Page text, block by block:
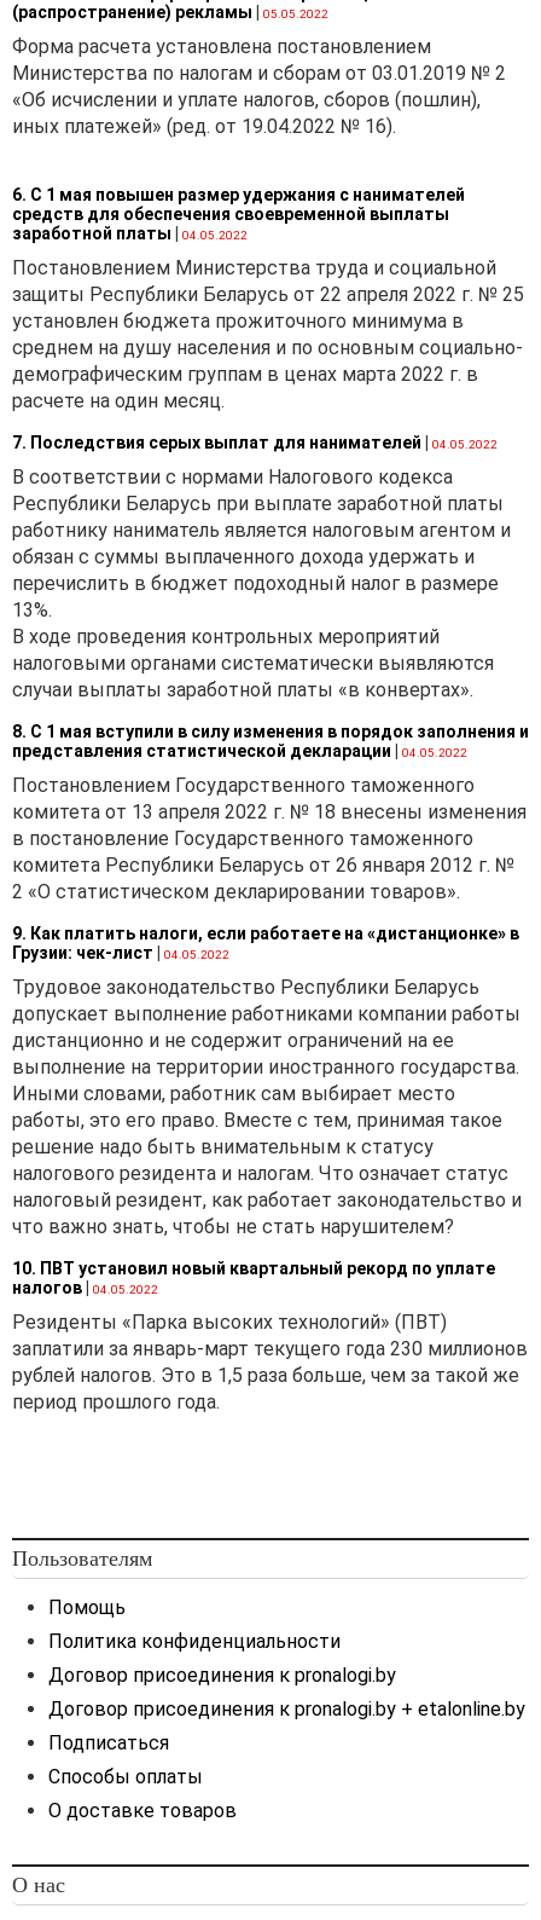
(распространение) рекламы
05.05.2022
Форма расчета установлена постановлением
Министерства по налогам и сборам от 03.01.2019 № 2
«Об исчислении и уплате налогов, сборов (пошлин),
иных платежей» (ред. от 19.04.2022 № 16).
6. С 1 мая повышен размер удержания с нанимателей
средств для обеспечения своевременной выплаты
заработной платы
04.05.2022
Постановлением Министерства труда и социальной
защиты Республики Беларусь от 22 апреля 2022 г. № 25
установлен бюджета прожиточного минимума в
среднем на душу населения и по основным социально-
демографическим группам в ценах марта 2022 г. в
расчете на один месяц.
7. Последствия серых выплат для нанимателей 04.05.2022
В соответствии с нормами Налогового кодекса
Республики Беларусь при выплате заработной платы
работнику наниматель является налоговым агентом и
обязан с суммы выплаченного дохода удержать и
перечислить в бюджет подоходный налог в размере
13%.
В ходе проведения контрольных мероприятий
налоговыми органами систематически выявляются
случаи выплаты заработной платы «в конвертах».
8. С 1 мая вступили в силу изменения в порядок заполнения и
представления статистической декларации
04.05.2022
Постановлением Государственного таможенного
комитета от 13 апреля 2022 г. № 18 внесены изменения
в постановление Государственного таможенного
комитета Республики Беларусь от 26 января 2012 г. №
2 «О статистическом декларировании товаров».
9. Как платить налоги, если работаете на «дистанционке» в
Грузии: чек-лист
04.05.2022
Трудовое законодательство Республики Беларусь
допускает выполнение работниками компании работы
дистанционно и не содержит ограничений на ее
выполнение на территории иностранного государства.
Иными словами, работник сам выбирает место
работы, это его право. Вместе с тем, принимая такое
решение надо быть внимательным к статусу
налогового резидента и налогам. Что означает статус
налоговый резидент, как работает законодательство и
что важно знать, чтобы не стать нарушителем?
10. ПВТ установил новый квартальный рекорд по уплате
налогов
04.05.2022
Резиденты «Парка высоких технологий» (ПВТ)
заплатили за январь-март текущего года 230 миллионов
рублей налогов. Это в 1,5 раза больше, чем за такой же
период прошлого года.
Пользователям
Помощь
Политика конфиденциальности
Договор присоединения к pronalogi.by
Договор присоединения к pronalogi.by + etalonline.by
Подписаться
Способы оплаты
О доставке товаров
О нас